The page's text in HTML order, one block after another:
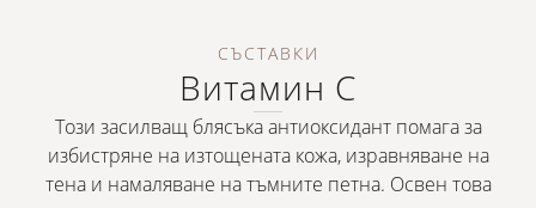
СЪСТАВКИ
Витамин C
Този засилващ блясъка антиоксидант помага за
избистряне на изтощената кожа, изравняване на
тена и намаляване на тъмните петна. Освен това